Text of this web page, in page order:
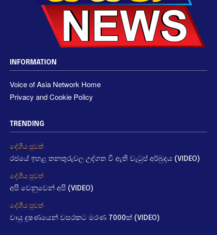
INFORMATION
Voice of Asia Network Home
Privacy and Cookie Policy
TRENDING
දේශීය පුවත්
රජයේ ඉහළ තනතුරුවල උද්ගත වී ඇති වැටුප් අර්බුදය (VIDEO)
දේශීය පුවත්
අපි වෙනුවෙන් අපි (VIDEO)
දේශීය පුවත්
වායු දූෂණයෙන් වසරකට මරණ 7000ක් (VIDEO)